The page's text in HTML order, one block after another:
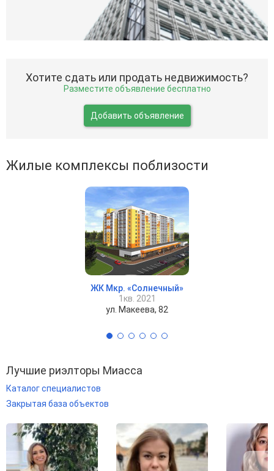
Хотите сдать или продать недвижимость?
Разместите объявление бесплатно
Добавить объявление
Жилые комплексы поблизости
ЖК Мкр. «Солнечный»
1кв. 2021
ул. Макеева, 82
Лучшие риэлторы Миасса
Каталог специалистов
Закрытая база объектов